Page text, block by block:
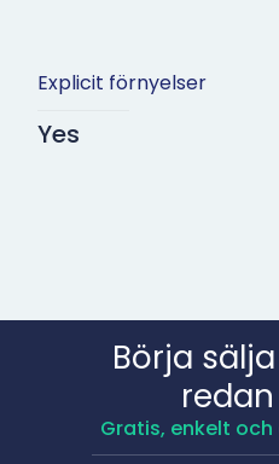
Explicit förnyelser
Yes
Börja
Gratis, enkelt